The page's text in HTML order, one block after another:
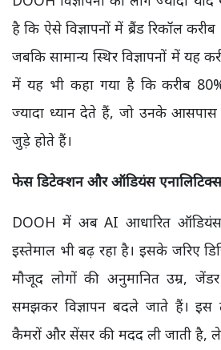
है कि ऐसे विज्ञापनों में ब्रैंड रिकॉल
जबकि सामान्य स्थिर विज्ञापनों में यह
में यह भी कहा गया है कि करीब 80%
ज्यादा ध्यान देते हैं, जो उनके आसपास
जुड़े होते हैं।
फेस डिटेक्शन और ऑडियंस एनालिटिक्स:
DOOH में अब AI आधारित
इस्तेमाल भी बढ़ रहा है। इसके जरिए
मौजूद लोगों की अनुमानित उम्र,
समझकर विज्ञापन बदले जाते हैं।
कैमरों और सेंसर की मदद ली जाती है,